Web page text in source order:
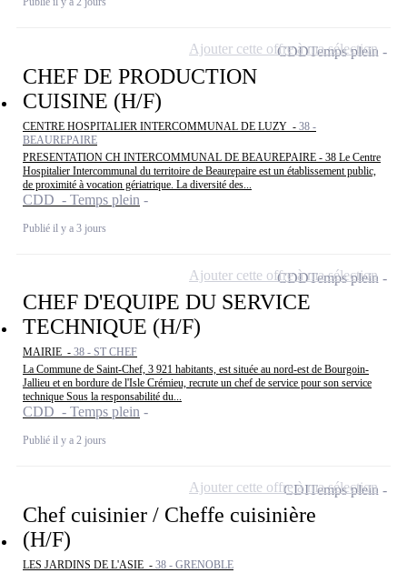
CHEF DE PRODUCTION
CUISINE (H/F)
CENTRE HOSPITALIER INTERCOMMUNAL DE LUZY - 38 -
BEAUREPAIRE
PRESENTATION CH INTERCOMMUNAL DE BEAUREPAIRE - 38 Le Centre
Hospitalier Intercommunal du territoire de Beaurepaire est un établissement public,
de proximité à vocation gériatrique. La diversité des...
CDD - Temps plein
Publié il y a 3 jours
CDDTemps plein
Ajouter cette offre à ma sélection
CHEF D'EQUIPE DU SERVICE
TECHNIQUE (H/F)
MAIRIE - 38 - ST CHEF
La Commune de Saint-Chef, 3 921 habitants, est située au nord-est de Bourgoin-
Jallieu et en bordure de l'Isle Crémieu, recrute un chef de service pour son service
technique Sous la responsabilité du...
CDD - Temps plein
Publié il y a 2 jours
CDDTemps plein
Ajouter cette offre à ma sélection
Chef cuisinier / Cheffe cuisinière
(H/F)
LES JARDINS DE L'ASIE - 38 - GRENOBLE
CDITemps plein
Ajouter cette offre à ma sélection